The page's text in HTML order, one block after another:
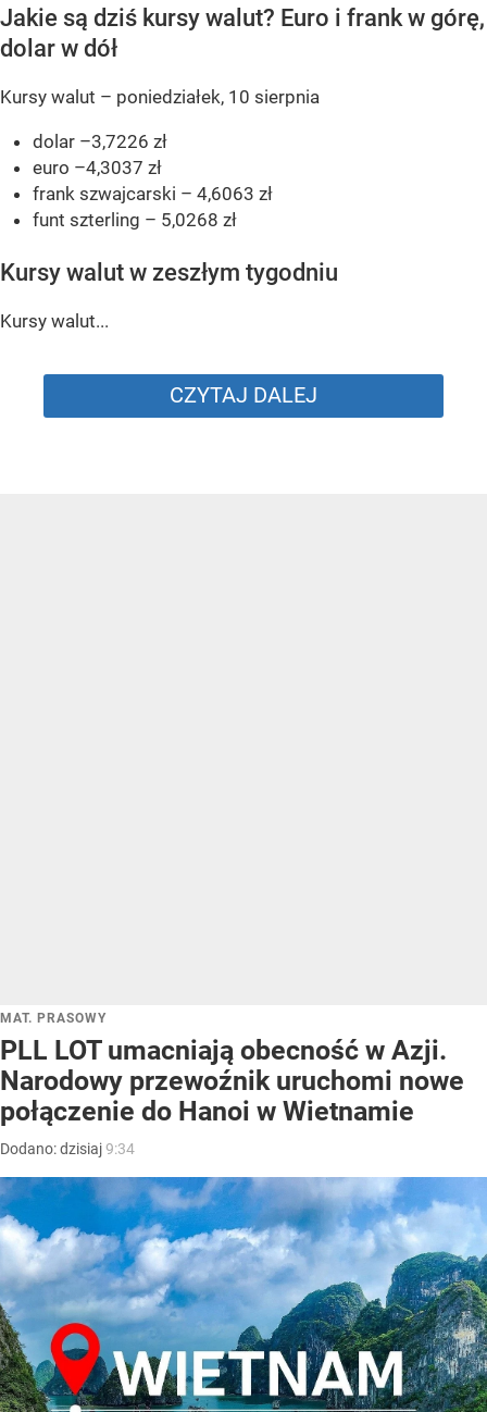
Jakie są dziś kursy walut? Euro i frank w górę,
dolar w dół
Kursy walut – poniedziałek, 10 sierpnia
dolar –3,7226 zł
euro –4,3037 zł
frank szwajcarski – 4,6063 zł
funt szterling – 5,0268 zł
Kursy walut w zeszłym tygodniu
Kursy walut...
CZYTAJ DALEJ
MAT. PRASOWY
PLL LOT umacniają obecność w Azji.
Narodowy przewoźnik uruchomi nowe
połączenie do Hanoi w Wietnamie
Dodano:dzisiaj9:34